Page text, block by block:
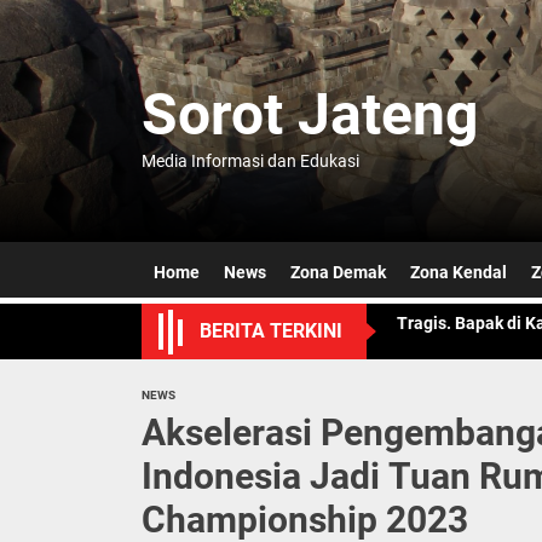
Skip
the
content
Sorot Jateng
Media Informasi dan Edukasi
Home News Zona Demak Zona Kendal
BERITA TERKINI
Semarang Jateng
OJK Ungkap
Tragis. Bapak di
Jateng Pastika
OJK Ungkap
Dicari Karena
NEWS
Akselerasi
Indonesia Jadi Tuan
Championship 2023